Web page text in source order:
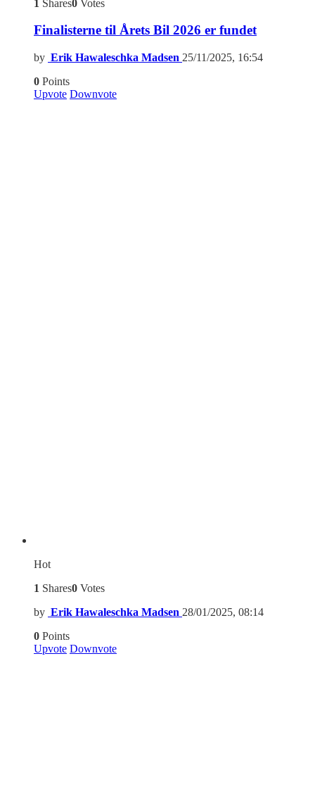
1 Shares0 Votes
Finalisterne til Årets Bil 2026 er fundet
by Erik Hawaleschka Madsen 25/11/2025, 16:54
0 Points
Upvote Downvote
Hot
1 Shares0 Votes
by Erik Hawaleschka Madsen 28/01/2025, 08:14
0 Points
Upvote Downvote